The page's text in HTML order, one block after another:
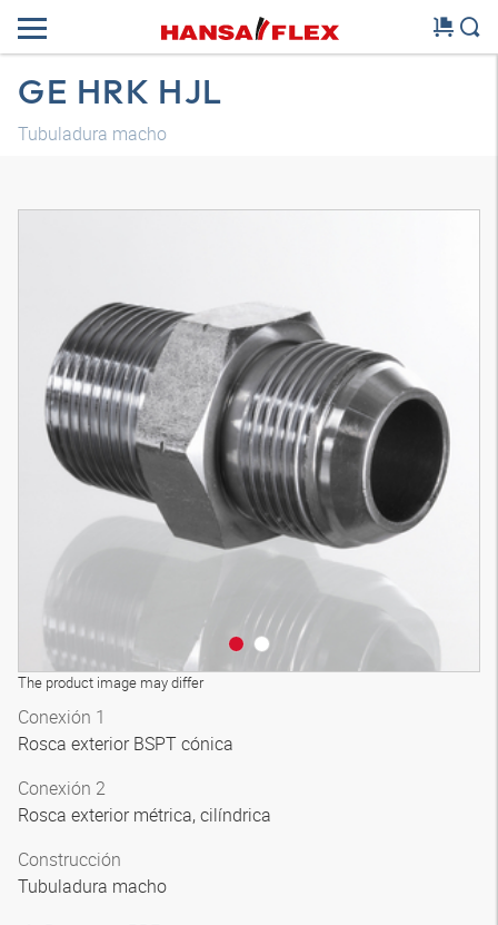
GE HRK HJL
Tubuladura macho
The product image may differ
Conexión 1
Rosca exterior BSPT cónica
Conexión 2
Rosca exterior métrica, cilíndrica
Construcción
Tubuladura macho